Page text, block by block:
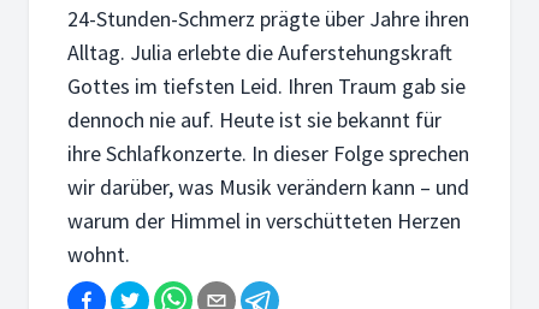
24-Stunden-Schmerz prägte über Jahre ihren
Alltag. Julia erlebte die Auferstehungskraft
Gottes im tiefsten Leid. Ihren Traum gab sie
dennoch nie auf. Heute ist sie bekannt für
ihre Schlafkonzerte. In dieser Folge sprechen
wir darüber, was Musik verändern kann – und
warum der Himmel in verschütteten Herzen
wohnt.